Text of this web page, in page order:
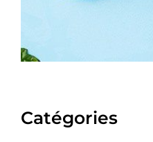
Catégories